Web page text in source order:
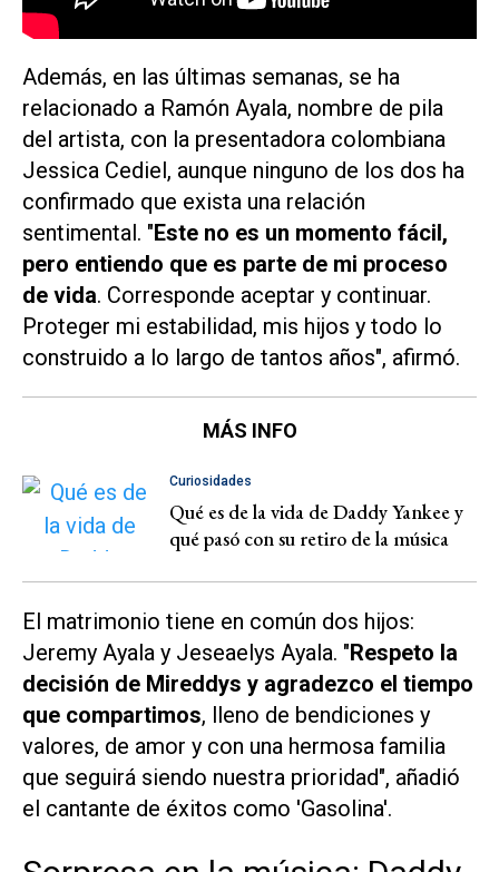
Además, en las últimas semanas, se ha
relacionado a Ramón Ayala, nombre de pila
del artista, con la presentadora colombiana
Jessica Cediel, aunque ninguno de los dos ha
confirmado que exista una relación
sentimental. "Este no es un momento fácil,
pero entiendo que es parte de mi proceso
de vida. Corresponde aceptar y continuar.
Proteger mi estabilidad, mis hijos y todo lo
construido a lo largo de tantos años", afirmó.
MÁS INFO
Curiosidades
Qué es de la vida de Daddy Yankee y
qué pasó con su retiro de la música
El matrimonio tiene en común dos hijos:
Jeremy Ayala y Jeseaelys Ayala. "Respeto la
decisión de Mireddys y agradezco el tiempo
que compartimos, lleno de bendiciones y
valores, de amor y con una hermosa familia
que seguirá siendo nuestra prioridad", añadió
el cantante de éxitos como 'Gasolina'.